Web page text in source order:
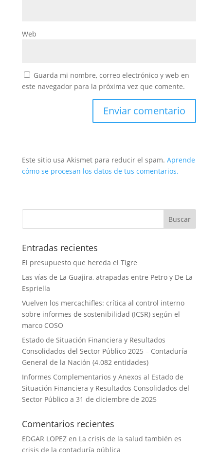
Web
Guarda mi nombre, correo electrónico y web en
este navegador para la próxima vez que comente.
Este sitio usa Akismet para reducir el spam. Aprende
cómo se procesan los datos de tus comentarios.
Entradas recientes
El presupuesto que hereda el Tigre
Las vías de La Guajira, atrapadas entre Petro y De La
Espriella
Vuelven los mercachifles: crítica al control interno
sobre informes de sostenibilidad (ICSR) según el
marco COSO
Estado de Situación Financiera y Resultados
Consolidados del Sector Público 2025 – Contaduría
General de la Nación (4.082 entidades)
Informes Complementarios y Anexos al Estado de
Situación Financiera y Resultados Consolidados del
Sector Público a 31 de diciembre de 2025
Comentarios recientes
EDGAR LOPEZen La crisis de la salud también es
crisis de la contaduría pública